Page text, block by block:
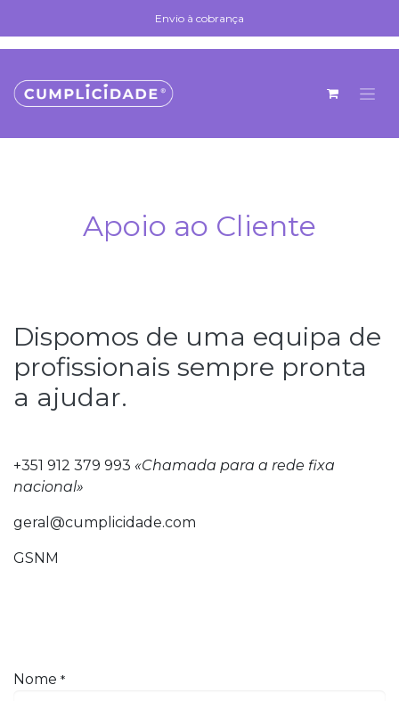
Envio à cobrança
Envio à cobrança
Apoio ao Cliente
Dispomos de uma equipa de
profissionais sempre pronta
a ajudar.
+351 912 379 993 «Chamada para a rede fixa
nacional»
geral@cumplicidade.com
GSNM
Nome *